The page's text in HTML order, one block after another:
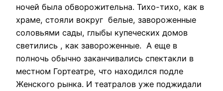
ночей была обворожительна. Тихо-тихо, как в
храме, стояли вокруг белые, завороженные
соловьями сады, глыбы купеческих домов
светились , как завороженные. А еще в
полночь обычно заканчивались спектакли в
местном Гортеатре, что находился подле
Женского рынка. И театралов уже поджидали